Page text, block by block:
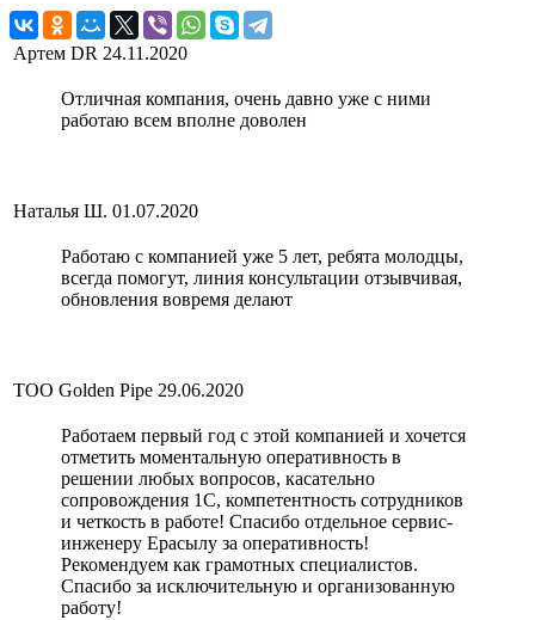
Артем DR 24.11.2020
Отличная компания, очень давно уже с ними
работаю всем вполне доволен
Наталья Ш. 01.07.2020
Работаю с компанией уже 5 лет, ребята молодцы,
всегда помогут, линия консультации отзывчивая,
обновления вовремя делают
ТОО Golden Pipe 29.06.2020
Работаем первый год с этой компанией и хочется
отметить моментальную оперативность в
решении любых вопросов, касательно
сопровождения 1С, компетентность сотрудников
и четкость в работе! Спасибо отдельное сервис-
инженеру Ерасылу за оперативность!
Рекомендуем как грамотных специалистов.
Спасибо за исключительную и организованную
работу!